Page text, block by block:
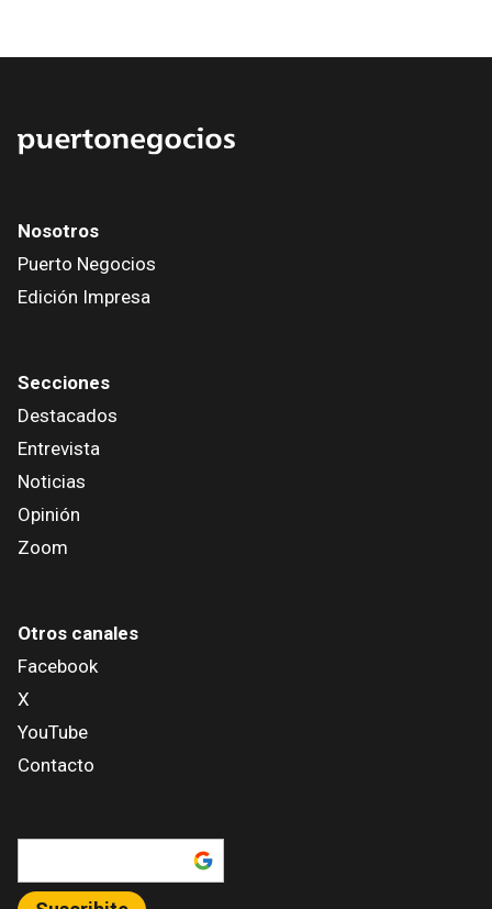
Nosotros
Puerto Negocios
Edición Impresa
Secciones
Destacados
Entrevista
Noticias
Opinión
Zoom
Otros canales
Facebook
X
YouTube
Contacto